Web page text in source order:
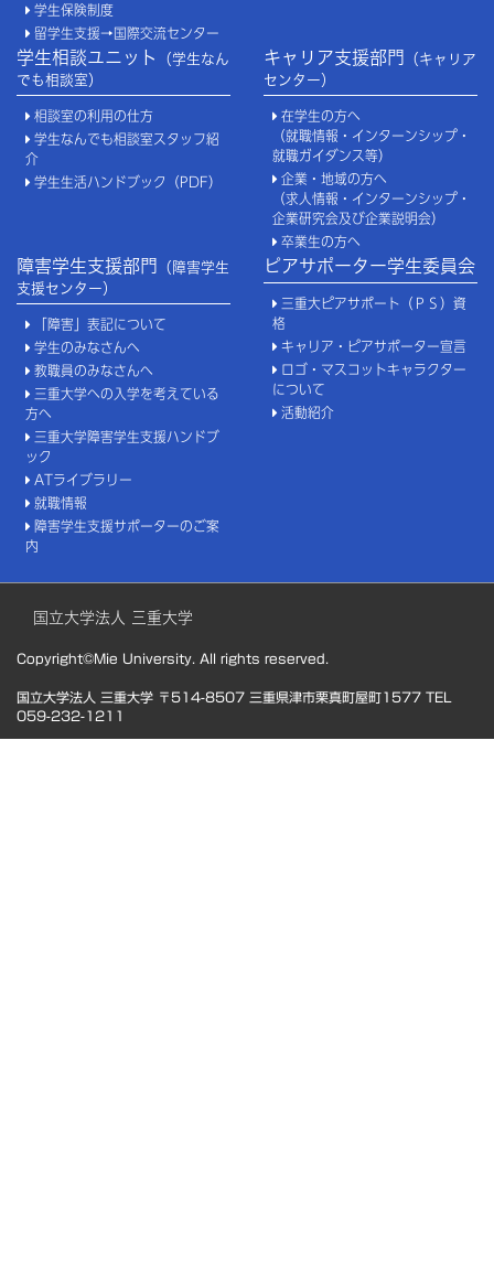
学生保険制度
留学生支援→国際交流センター
学生相談ユニット
（学生なん
でも相談室）
相談室の利用の仕方
学生なんでも相談室スタッフ紹
介
学生生活ハンドブック（PDF）
キャリア支援部門
（キャリア
センター）
在学生の方へ
（就職情報・インターンシップ・
就職ガイダンス等）
企業・地域の方へ
（求人情報・インターンシップ・
企業研究会及び企業説明会）
卒業生の方へ
障害学生支援部門
（障害学生
支援センター）
「障害」表記について
学生のみなさんへ
教職員のみなさんへ
三重大学への入学を考えている
方へ
三重大学障害学生支援ハンドブ
ック
ATライブラリー
就職情報
障害学生支援サポーターのご案
内
ピアサポーター学生委員会
三重大ピアサポート（ＰＳ）資
格
キャリア・ピアサポーター宣言
ロゴ・マスコットキャラクター
について
活動紹介
国立大学法人 三重大学
Copyright©Mie University. All rights reserved.
国立大学法人 三重大学 〒514-8507 三重県津市栗真町屋町1577 TEL
059-232-1211